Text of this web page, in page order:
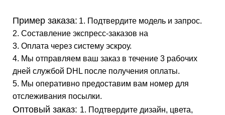
Пример заказа: 1. Подтвердите модель и запрос.
2. Составление экспресс-заказов на
3. Оплата через систему эскроу.
4. Мы отправляем ваш заказ в течение 3 рабочих
дней службой DHL после получения оплаты.
5. Мы оперативно предоставим вам номер для
отслеживания посылки.
Оптовый заказ: 1. Подтвердите дизайн, цвета,